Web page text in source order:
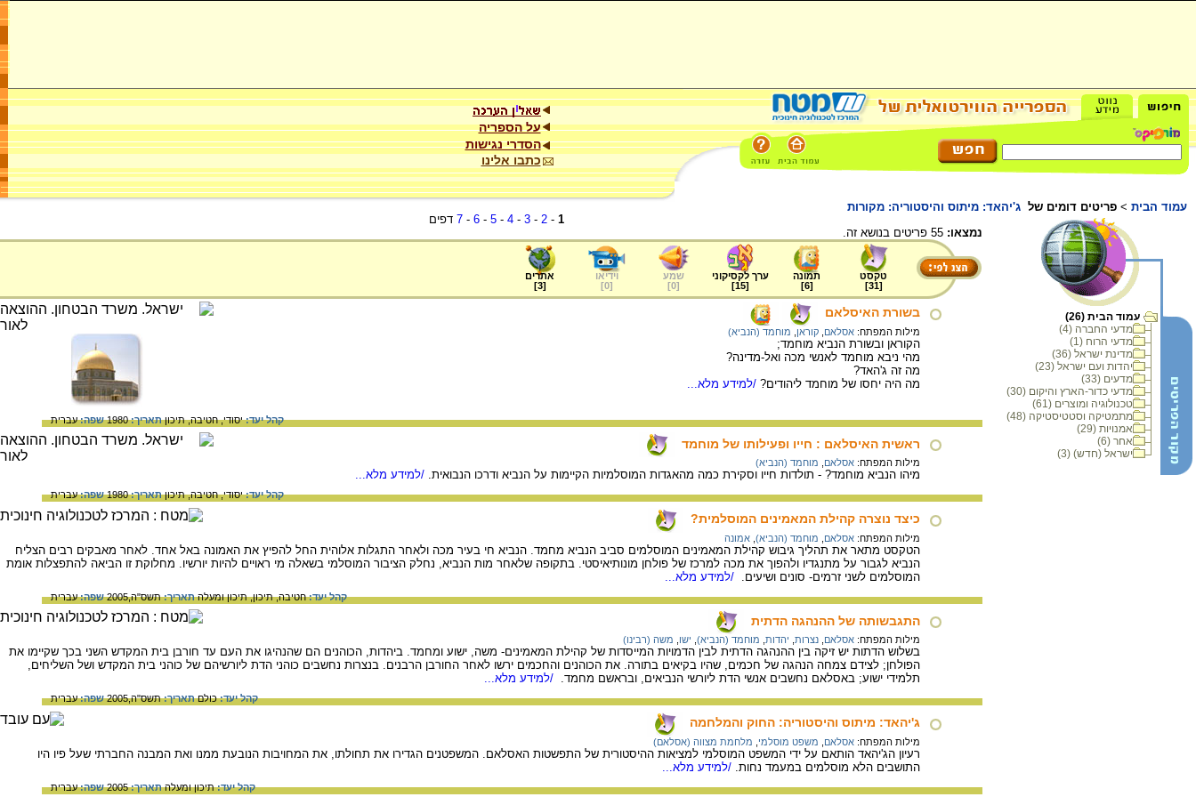
על הספריה
הסדרי נגישות
כתבו אלינו
עמוד הבית > פריטים דומים של ג'יהאד: מיתוס והיסטוריה: מקורות
עמוד הבית (26)
מדעי החברה (4)
מדעי הרוח (1)
מדינת ישראל (36)
יהדות ועם ישראל (23)
מדעים (33)
מדעי כדור-הארץ והיקום (30)
טכנולוגיה ומוצרים (61)
מתמטיקה וסטטיסטיקה (48)
אמנויות (29)
אחר (6)
ישראל (חדש) (3)
1
-
2
-
3
-
4
-
5
-
6
-
7 דפים
נמצאו:
טקסט
[
31
]
תמונה
[
6
]
ערך לקסיקוני
[
15
]
שמע
[
0
]
וידיאו
[
0
]
אתרים
[
3
]
בשורת האיסלאם
מילות המפתח: אסלאם קוראן מוחמד (הנביא)
הקוראן ובשורת הנביא מוחמד;
מהי ניבא מוחמד לאנשי מכה ואל-מדינה?
מה זה ג'האד?
מה היה יחסו של מוחמד ליהודים? /למידע מלא...
קהל יעד:יסודי,חטיבה,תיכוןתאריך:1980 שפה:עברית
ראשית האיסלאם : חייו ופעילותו של מוחמד
מילות המפתח: אסלאם מוחמד (הנביא)
מיהו הנביא מוחמד? - תולדות חייו וסקירת כמה מהאגדות המוסלמיות הקיימות על הנביא ודרכו הנבואית. /למידע מלא...
קהל יעד:יסודי,חטיבה,תיכוןתאריך:1980 שפה:עברית
כיצד נוצרה קהילת המאמינים המוסלמית?
מילות המפתח: אסלאם מוחמד (הנביא) אמונה
הטקסט מתאר את תהליך גיבוש קהילת המאמינים המוסלמים סביב הנביא מחמד. הנביא חי בעיר מכה ולאחר התגלות אלוהית החל להפיץ את האמונה באל אחד. לאחר מאבקים רבים הצליח
הנביא לגבור על מתנגדיו ולהפוך את מכה למרכז של פולחן מונותיאיסטי. בתקופה שלאחר מות הנביא, נחלק הציבור המוסלמי בשאלה מי ראויים להיות יורשיו. מחלוקת זו הביאה להתפצלות אומת
המוסלמים לשני זרמים- סונים ושיעים.
/למידע מלא...
קהל יעד:חטיבה,תיכון,תיכון ומעלהתאריך:תשס"ה,2005 שפה:עברית
התגבשותה של ההנהגה הדתית
מילות המפתח: אסלאם נצרות יהדות מוחמד (הנביא) ישו משה (רבינו)
בשלוש הדתות יש זיקה בין ההנהגה הדתית לבין הדמויות המייסדות של קהילת המאמינים- משה, ישוע ומחמד. ביהדות, הכוהנים הם שהנהיגו את העם עד חורבן בית המקדש השני בכך שקיימו את
הפולחן; לצידם צמחה הנהגה של חכמים, שהיו בקיאים בתורה. את הכוהנים והחכמים ירשו לאחר החורבן הרבנים. בנצרות נחשבים כוהני הדת ליורשיהם של כוהני בית המקדש ושל השליחים,
תלמידי ישוע; באסלאם נחשבים אנשי הדת ליורשי הנביאים, ובראשם מחמד. /למידע מלא...
קהל יעד:כולםתאריך:תשס"ה,2005 שפה:עברית
ג'יהאד: מיתוס והיסטוריה: החוק והמלחמה
מילות המפתח: אסלאם משפט מוסלמי מלחמת מצווה (אסלאם)
רעיון הג'יהאד הותאם על ידי המשפט המוסלמי למציאות ההיסטורית של התפשטות האסלאם. המשפטנים הגדירו את תחולתו, את המחויבות הנובעת ממנו ואת המבנה החברתי שעל פיו היו
התושבים הלא מוסלמים במעמד נחות. /למידע מלא...
קהל יעד:תיכון ומעלהתאריך:2005 שפה:עברית